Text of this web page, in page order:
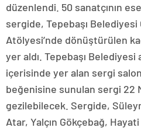
düzenlendi. 50 sanatçının
sergide, Tepebaşı Belediyesi
Atölyesi’nde dönüştürülen
yer aldı. Tepebaşı Belediyesi
içerisinde yer alan sergi
beğenisine sunulan sergi 22
gezilebilecek. Sergide,
Atar, Yalçın Gökçebağ,